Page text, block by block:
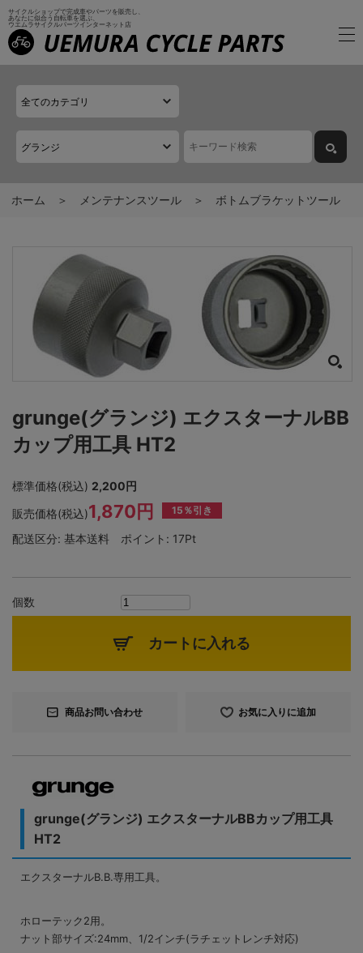
サイクルショップで完成車やパーツを販売し、
あなたに似合う自転車を選ぶ、
ウエムラサイクルパーツインターネット店
ホーム メンテナンスツール ボトムブラケットツール
grunge(グランジ) エクスターナルBB
カップ用工具 HT2
標準価格(税込) 2,200円
販売価格(税込)1,870円 15％引き
配送区分: 基本送料 ポイント: 17Pt
個数
カートに入れる
商品お問い合わせ お気に入りに追加
grunge(グランジ) エクスターナルBBカップ用工具
HT2
エクスターナルB.B.専用工具。
ホローテック2用。
ナット部サイズ:24mm、1/2インチ(ラチェットレンチ対応)